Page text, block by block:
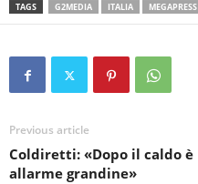
TAGS G2MEDIA ITALIA MEGAPRESS
Previous article
Coldiretti: «Dopo il caldo è
allarme grandine»